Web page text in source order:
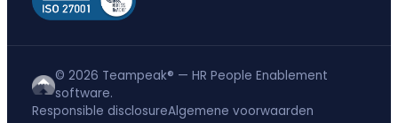
© 2026 Teampeak® — HR People Enablement
software.
Responsible disclosureAlgemene voorwaarden